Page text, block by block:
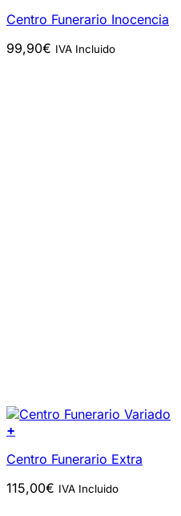
Centro Funerario Inocencia
99,90€ IVA Incluido
+
Centro Funerario Extra
115,00€ IVA Incluido